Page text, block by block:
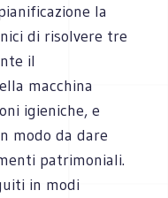
la
di risolvere tre
il
macchina
igieniche, e
modo da dare
patrimoniali.
in modi